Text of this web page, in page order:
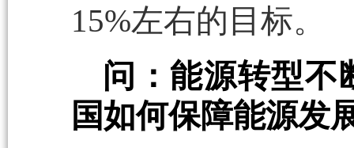
15%左右的目标。
问：能源转型不
国如何保障能源发